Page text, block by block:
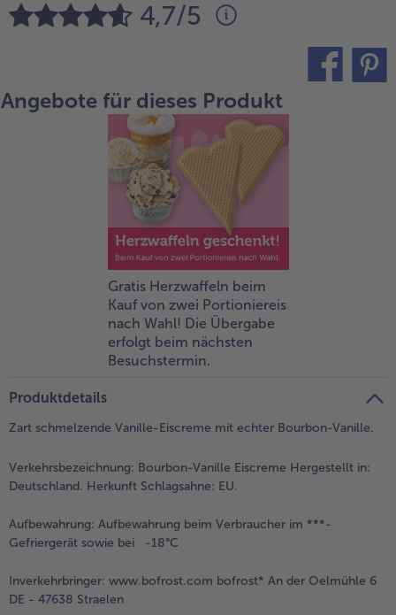
Weiterempfehlen &
4,7/5
Angebote für dieses Produkt
Gratis Herzwaffeln beim
Kauf von zwei Portioniereis
nach Wahl! Die Übergabe
erfolgt beim nächsten
Besuchstermin.
Produktdetails
Zart schmelzende Vanille-Eiscreme mit echter Bourbon-Vanille.
Verkehrsbezeichnung: Bourbon-Vanille Eiscreme Hergestellt in:
Deutschland. Herkunft Schlagsahne: EU.
Aufbewahrung: Aufbewahrung beim Verbraucher im ***-
Gefriergerät sowie bei -18°C
Inverkehrbringer: www.bofrost.com bofrost* An der Oelmühle 6
DE - 47638 Straelen